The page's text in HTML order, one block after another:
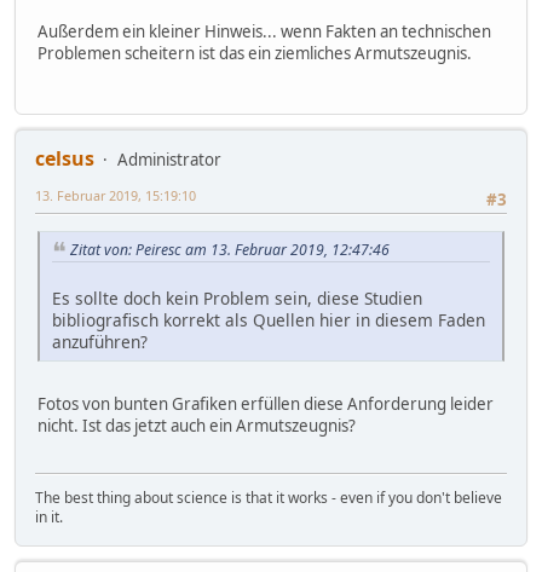
Außerdem ein kleiner Hinweis... wenn Fakten an technischen
Problemen scheitern ist das ein ziemliches Armutszeugnis.
celsus
Administrator
#3
13. Februar 2019, 15:19:10
Zitat von: Peiresc am 13. Februar 2019, 12:47:46
Es sollte doch kein Problem sein, diese Studien
bibliografisch korrekt als Quellen hier in diesem Faden
anzuführen?
Fotos von bunten Grafiken erfüllen diese Anforderung leider
nicht. Ist das jetzt auch ein Armutszeugnis?
The best thing about science is that it works - even if you don't believe
in it.